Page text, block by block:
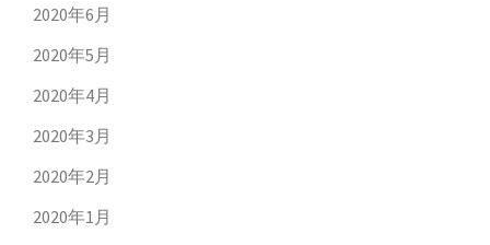
2020年6月
2020年5月
2020年4月
2020年3月
2020年2月
2020年1月